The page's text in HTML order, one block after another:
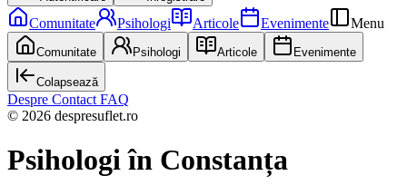
Comunitate Psihologi Articole Evenimente Menu
Comunitate Psihologi Articole Evenimente
Colapsează
Despre Contact FAQ
© 2026 despresuflet.ro
Psihologiîn Constanța